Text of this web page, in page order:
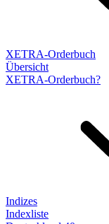
XETRA-Orderbuch
Übersicht
XETRA-Orderbuch?
Indizes
Indexliste